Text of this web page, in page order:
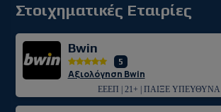
Στοιχηματικές Εταιρίες
Bwin
5
Αξιολόγηση Bwin
ΕΕΕΠ | 21+ | ΠΑΙΞΕ ΥΠΕΥΘΥΝΑ